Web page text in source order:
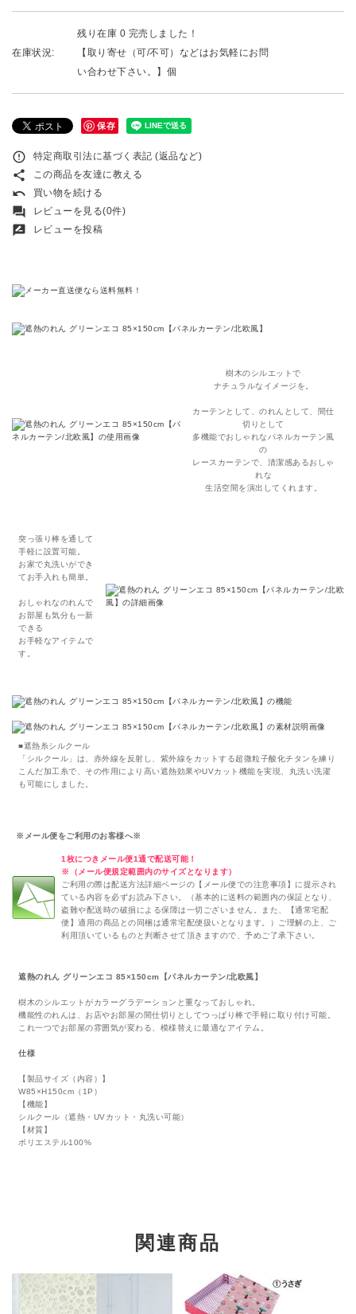
在庫状況:
残り在庫 0 完売しました！
【取り寄せ（可/不可）などはお気軽にお問
い合わせ下さい。】個
保存
error_outline 特定商取引法に基づく表記 (返品など)
share この商品を友達に教える
undo 買い物を続ける
forum レビューを見る(0件)
rate_review レビューを投稿
樹木のシルエットで
ナチュラルなイメージを。
カーテンとして、のれんとして、間仕
切りとして
多機能でおしゃれなパネルカーテン風
の
レースカーテンで、清潔感あるおしゃ
れな
生活空間を演出してくれます。
突っ張り棒を通して
手軽に設置可能。
お家で丸洗いができ
てお手入れも簡単。
おしゃれなのれんで
お部屋も気分も一新
できる
お手軽なアイテムで
す。
■遮熱糸シルクール
「シルクール」は、赤外線を反射し、紫外線をカットする超微粒子酸化チタンを練り
こんだ加工糸で、その作用により高い遮熱効果やUVカット機能を実現、丸洗い洗濯
も可能にしました。
※メール便をご利用のお客様へ※
1枚につきメール便1通で配送可能！
※（メール便規定範囲内のサイズとなります）
ご利用の際は配送方法詳細ページの【メール便での注意事項】に提示され
ている内容を必ずお読み下さい。（基本的に送料の範囲内の保証となり、
盗難や配送時の破損による保障は一切ございません。また、【通常宅配
便】適用の商品との同梱は通常宅配便扱いとなります。）ご理解の上、ご
利用頂いているものと判断させて頂きますので、予めご了承下さい。
遮熱のれん グリーンエコ 85×150cm【パネルカーテン/北欧風】
樹木のシルエットがカラーグラデーションと重なっておしゃれ。
機能性のれんは、お店やお部屋の間仕切りとしてつっぱり棒で手軽に取り付け可能。
これ一つでお部屋の雰囲気が変わる、模様替えに最適なアイテム。
仕様
【製品サイズ（内容）】
W85×H150cm（1P）
【機能】
シルクール（遮熱・UVカット・丸洗い可能）
【材質】
ポリエステル100%
関連商品